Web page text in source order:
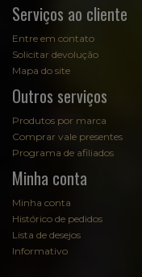
Serviços ao cliente
Entre em contato
Solicitar devolução
Mapa do site
Outros serviços
Produtos por marca
Comprar vale presentes
Programa de afiliados
Minha conta
Minha conta
Histórico de pedidos
Lista de desejos
Informativo